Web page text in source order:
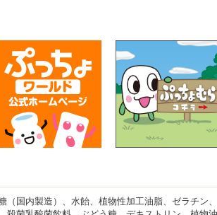
（国内製造）、水飴、植物性加工油脂、ゼラチン